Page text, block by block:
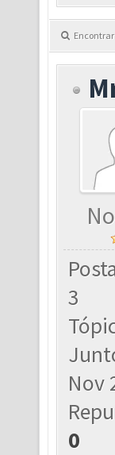
Encontrar
3
Nov
0